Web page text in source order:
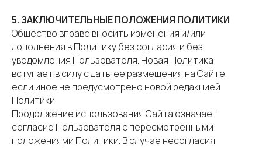
5. ЗАКЛЮЧИТЕЛЬНЫЕ ПОЛОЖЕНИЯ ПОЛИТИКИ
Общество вправе вносить изменения и/или
дополнения в Политику без согласия и без
уведомления Пользователя. Новая Политика
вступает в силу с даты ее размещения на Сайте,
если иное не предусмотрено новой редакцией
Политики.
Продолжение использования Сайта означает
согласие Пользователя с пересмотренными
положениями Политики. В случае несогласия